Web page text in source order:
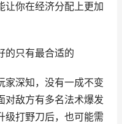
让你在经济分配上更加
的只有最合适的
家深知，没有一成不变
对敌方有多名法术爆发
级打野刀后，也可能需